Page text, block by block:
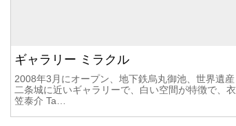
ギャラリー ミラクル
2008年3月にオープン、地下鉄烏丸御池、世界遺産
二条城に近いギャラリーで、白い空間が特徴で、衣
笠泰介 Ta…